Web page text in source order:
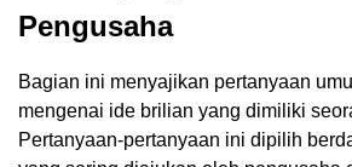
Pengusaha
Bagian ini menyajikan pertanyaan
mengenai ide brilian yang dimiliki
Pertanyaan-pertanyaan ini dipilih